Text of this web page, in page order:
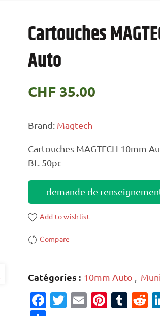
Cartouches
Auto
CHF 35.00
Brand: Magtech
Cartouches MAGTECH 10mm
Bt. 50pc
demande de
Add to wishlist
Compare
Catégories : 10mm Auto
Facebook
Twitter
Email